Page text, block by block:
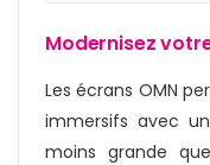
Modernisez
Les écrans OMN
immersifs avec
moins grande